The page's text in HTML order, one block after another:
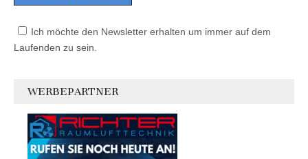
Ich möchte den Newsletter erhalten um immer auf dem
Laufenden zu sein.
WERBEPARTNER